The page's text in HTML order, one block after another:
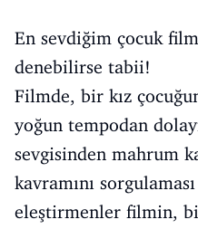
En sevdiğim çocuk
denebilirse tabii!
Filmde, bir kız
yoğun tempodan
sevgisinden mahrum
kavramını
eleştirmenler filmin,